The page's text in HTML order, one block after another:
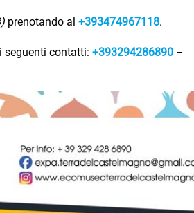
prenotando al +393474967118.
seguenti contatti: +393294286890 –